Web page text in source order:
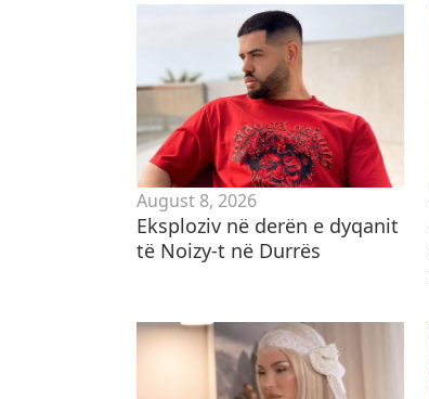
August 8, 2026
Eksploziv në derën e dyqanit
të Noizy-t në Durrës